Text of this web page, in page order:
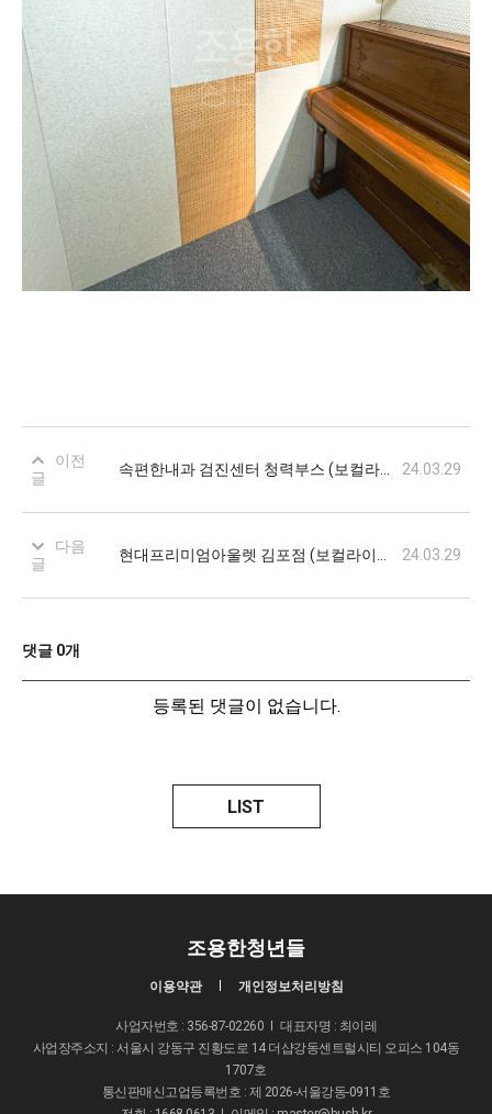
이전
글
24.03.29
다음
글
24.03.29
댓글 0개
등록된 댓글이 없습니다.
LIST
조용한청년들
이용약관 개인정보처리방침
사업자번호 : 356-87-02260
대표자명 : 최이레
사업장주소지 : 서울시 강동구 진황도로 14 더샵강동센트럴시티 오피스 104동
1707호
통신판매신고업등록번호 : 제 2026-서울강동-0911호